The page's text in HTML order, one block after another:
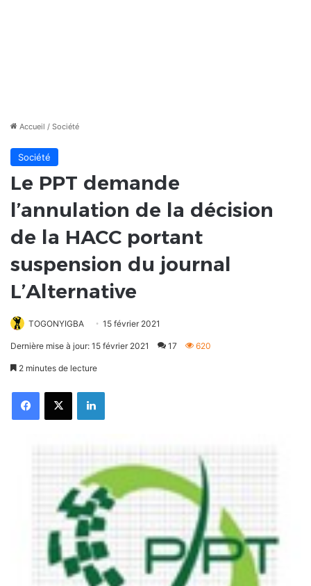
Accueil / Société
Société
Le PPT demande
l’annulation de la décision
de la HACC portant
suspension du journal
L’Alternative
TOGONYIGBA 15 février 2021
Dernière mise à jour: 15 février 2021 17 620
2 minutes de lecture
FacebookX Linkedin